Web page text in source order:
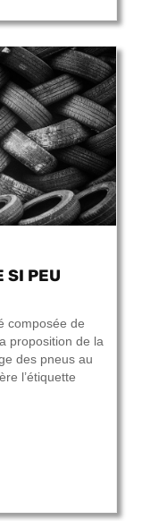
SI PEU
composée de
proposition de la
des pneus au
l’étiquette